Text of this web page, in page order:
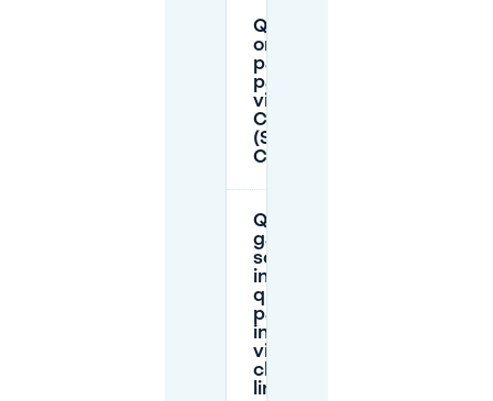
Quali sono gli
orari tipici di
parcheggio a
pagamento
vicino a
Catharinaplein
(Sint
Catharinakerk)?
Quali
garage
sono più
indicati
quando il
parcheggio
in strada
vicino alla
chiesa è
limitato?